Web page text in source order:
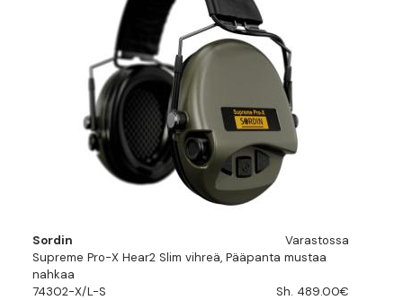
Sordin
Varastossa
Supreme Pro-X Hear2 Slim vihreä, Pääpanta mustaa
nahkaa
74302-X/L-S
Sh. 489.00€